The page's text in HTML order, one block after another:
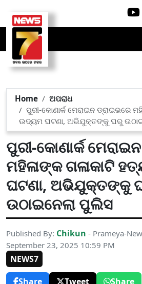
Home
ଅପରାଧ
ପୁରୀ-କୋଣାର୍କ ମେରାଇନ ଡ୍ରାଇଭରେ
ଉଦ୍ୟମ ଘଟଣା, ଅଭିଯୁକ୍ତଙ୍କୁ ଘରୁ
ପୁରୀ-କୋଣାର୍କ
ମହିଳାଙ୍କ ଗଳାକାଟି
ଘଟଣା, ଅଭିଯୁକ୍ତଙ୍କୁ
ଉଠାଇନେଲା ପୁଲିସ
Published By: Chikun - Prameya-
September 23, 2025 10:59 PM
NEWS7
Share
Tweet Share